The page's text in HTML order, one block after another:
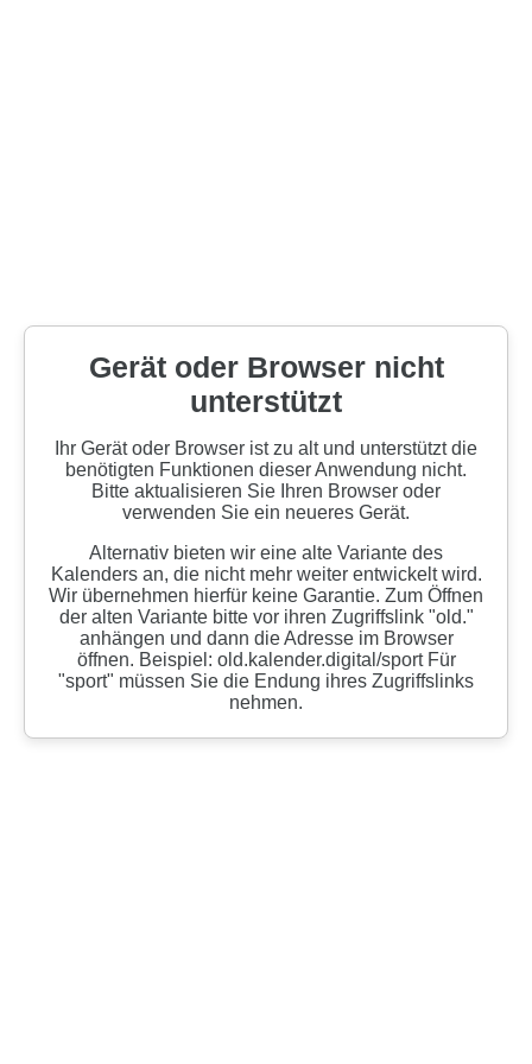
Gerät oder Browser nicht
unterstützt
Ihr Gerät oder Browser ist zu alt und unterstützt die
benötigten Funktionen dieser Anwendung nicht.
Bitte aktualisieren Sie Ihren Browser oder
verwenden Sie ein neueres Gerät.
Alternativ bieten wir eine alte Variante des
Kalenders an, die nicht mehr weiter entwickelt wird.
Wir übernehmen hierfür keine Garantie. Zum Öffnen
der alten Variante bitte vor ihren Zugriffslink "old."
anhängen und dann die Adresse im Browser
öffnen. Beispiel: old.kalender.digital/sport Für
"sport" müssen Sie die Endung ihres Zugriffslinks
nehmen.